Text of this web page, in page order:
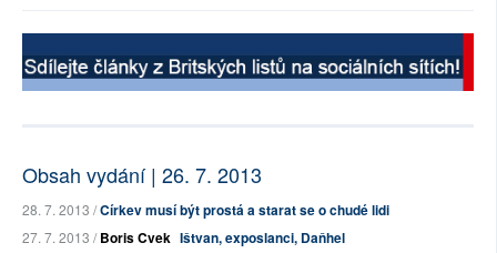
Obsah vydání | 26. 7. 2013
28. 7. 2013 /Církev musí být prostá a starat se o chudé lidi
27. 7. 2013 /Boris Cvek Ištvan, exposlanci, Daňhel